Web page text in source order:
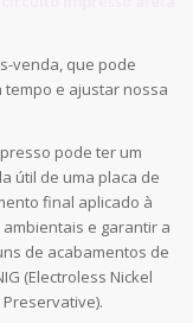
venda, que pode
e ajustar nossa
pode ter um
útil de uma placa de
final aplicado à
e garantir a
de acabamentos de
(Electroless Nickel